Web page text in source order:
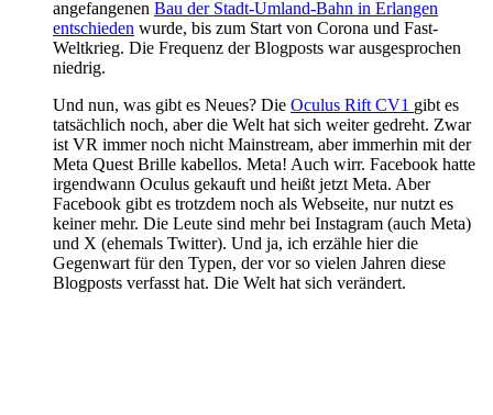
angefangenen Bau der Stadt-Umland-Bahn in Erlangen
entschieden wurde, bis zum Start von Corona und Fast-
Weltkrieg. Die Frequenz der Blogposts war ausgesprochen
niedrig.
Und nun, was gibt es Neues? Die Oculus Rift CV1 gibt es
tatsächlich noch, aber die Welt hat sich weiter gedreht. Zwar
ist VR immer noch nicht Mainstream, aber immerhin mit der
Meta Quest Brille kabellos. Meta! Auch wirr. Facebook hatte
irgendwann Oculus gekauft und heißt jetzt Meta. Aber
Facebook gibt es trotzdem noch als Webseite, nur nutzt es
keiner mehr. Die Leute sind mehr bei Instagram (auch Meta)
und X (ehemals Twitter). Und ja, ich erzähle hier die
Gegenwart für den Typen, der vor so vielen Jahren diese
Blogposts verfasst hat. Die Welt hat sich verändert.